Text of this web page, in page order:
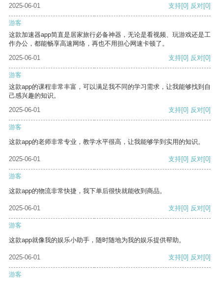
2025-06-01 支持[0] 反对[0]
游客
这款加速器app简直是居家旅行必备神器，无论是看视频、玩游戏还是工
作办公，都能畅享高速网络，再也不用担心网速卡顿了。
2025-06-01
支持[0] 反对[0]
游客
这款app的课程非常丰富，可以满足我不同的学习需求，让我能够找到自
己感兴趣的知识。
2025-06-01
支持[0] 反对[0]
游客
这款app的老师非常专业，教学水平很高，让我能够学到实用的知识。
2025-06-01 支持[0] 反对[0]
游客
这款app的物流非常快捷，我下单后很快就能收到商品。
2025-06-01 支持[0] 反对[0]
游客
这款app就像我的娱乐小助手，随时随地为我的娱乐提供帮助。
2025-06-01 支持[0] 反对[0]
游客